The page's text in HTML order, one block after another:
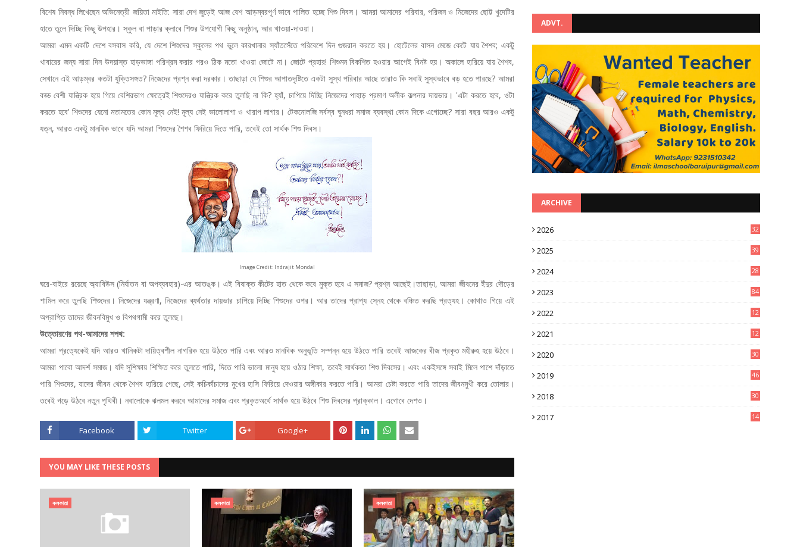
বিশেষ নিবন্ধ লিখেছেন অভিনেত্রী জয়িতা মাইতি: সারা দেশ জুড়েই আজ বেশ আড়ম্বরপূর্ণ ভাবে পালিত হচ্ছে শিশু দিবস। আমরা আমাদের পরিবার, পরিজন ও নিজেদের ছোট্ট খুদেটির
হাতে তুলে দিচ্ছি কিছু উপহার। স্কুল বা পাড়ার ক্লাবে শিশুর উপযোগী কিছু অনুষ্ঠান, আর খাওয়া-দাওয়া।
আমরা এমন একটি দেশে বসবাস করি, যে দেশে শিশুদের স্কুলের পথ ভুলে কারখানার স্যাঁতসেঁতে পরিবেশে দিন গুজরান করতে হয়। হোটেলের বাসন মেজে কেটে যায় শৈশব; একটু
খাবারের জন্য সারা দিন উদয়াস্ত হাড়ভাঙ্গা পরিশ্রম করার পরও ঠিক মতো খাওয়া জোটে না। জোটে প্রহার! শিশুমন বিকশিত হওয়ার আগেই বিনষ্ট হয়। অকালে হারিয়ে যায় শৈশব,
সেখানে এই আড়ম্বর কতটা যুক্তিসঙ্গত? নিজেদের প্রশ্ন করা দরকার। তাছাড়া যে শিশুর আপাতদৃষ্টিতে একটা সুস্থ পরিবার আছে তারাও কি সবাই সুস্থভাবে বড় হতে পারছে? আমরা
বড্ড বেশী যান্ত্রিক হয়ে গিয়ে বেশিরভাগ ক্ষেত্রেই শিশুদেরও যান্ত্রিক করে তুলছি না কি? হ্যাঁ, চাপিয়ে দিচ্ছি নিজেদের পাহাড় প্রমাণ অলীক কল্পনার দায়ভার। 'এটা করতে হবে, ওটা
করতে হবে' শিশুদের যেনো মতামতের কোন মূল্য নেই! মূল্য নেই ভালোলাগা ও খারাপ লাগার। টেকনোলজি সর্বস্ব ঘুনধরা সমাজ ব্যবস্থা কোন দিকে এগোচ্ছে? সারা বছর আরও একটু
যত্ন, আরও একটু মানবিক ভাবে যদি আমরা শিশুদের শৈশব ফিরিয়ে দিতে পারি, তবেই তো সার্থক শিশু দিবস।
Image Credit: Indrajit Mondal
ঘরে-বাইরে রয়েছে অ্যাবিউস (নির্যাতন বা অপব্যবহার)-এর আতঙ্ক। এই বিষাক্ত কীটের হাত থেকে কবে মুক্ত হবে এ সমাজ? প্রশ্ন আছেই।তাছাড়া, আমরা জীবনের ইঁদুর দৌড়ের
শামিল করে তুলছি শিশুদের। নিজেদের যন্ত্রণা, নিজেদের ব্যর্থতার দায়ভার চাপিয়ে দিচ্ছি শিশুদের ওপর। আর তাদের প্রাপ্য স্নেহ থেকে বঞ্চিত করছি প্রত্যহ। কোথাও গিয়ে এই
অপ্রাপ্তি তাদের জীবনবিমুখ ও বিপথগামী করে তুলছে।
উত্তোরণের পথ-আমাদের শপথ:
আমরা প্রত্যেকেই যদি আরও খানিকটা দায়িত্বশীল নাগরিক হয়ে উঠতে পারি এবং আরও মানবিক অনুভূতি সম্পন্ন হয়ে উঠতে পারি তবেই আজকের বীজ প্রকৃত মহীরুহ হয়ে উঠবে।
আমরা পাবো আদর্শ সমাজ। যদি সুশিক্ষায় শিক্ষিত করে তুলতে পারি, দিতে পারি ভালো মানুষ হয়ে ওঠার শিক্ষা, তবেই সার্থকতা শিশু দিবসের। এবং একইসঙ্গে সবাই মিলে পাশে দাঁড়াতে
পারি শিশুদের, যাদের জীবন থেকে শৈশব হারিয়ে গেছে, সেই কচিকাঁচাদের মুখের হাসি ফিরিয়ে দেওয়ার অঙ্গীকার করতে পারি। আমরা চেষ্টা করতে পারি তাদের জীবনমুখী করে তোলার।
তবেই গড়ে উঠবে নতুন পৃথিবী। নবালোকে ঝলমল করবে আমাদের সমাজ এবং প্রকৃতঅর্থে সার্থক হয়ে উঠবে শিশু দিবসের প্রাক্কাল। এগোবে দেশও।
Facebook Twitter Google+
YOU MAY LIKE THESE POSTS
কলকাতা কলকাতা কলকাতা
ADVT.
ARCHIVE
2026
32
2025
39
2024
28
2023 84
2022
12
2021
12
2020
30
2019
46
2018
30
2017
14